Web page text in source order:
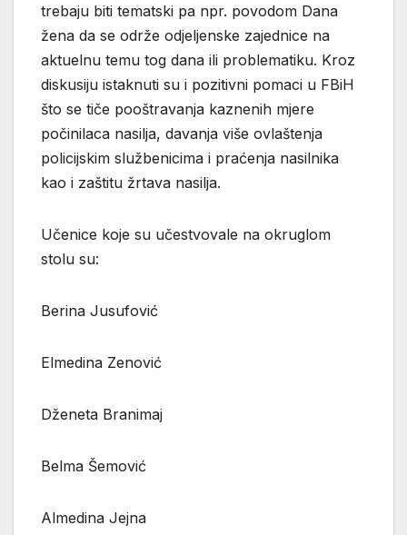
trebaju biti tematski pa npr. povodom Dana
žena da se održe odjeljenske zajednice na
aktuelnu temu tog dana ili problematiku. Kroz
diskusiju istaknuti su i pozitivni pomaci u FBiH
što se tiče pooštravanja kaznenih mjere
počinilaca nasilja, davanja više ovlaštenja
policijskim službenicima i praćenja nasilnika
kao i zaštitu žrtava nasilja.
Učenice koje su učestvovale na okruglom
stolu su:
Berina Jusufović
Elmedina Zenović
Dženeta Branimaj
Belma Šemović
Almedina Jejna